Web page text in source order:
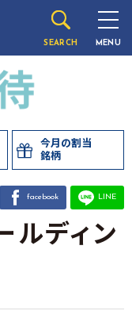
SEARCH MENU
今月の割当
銘柄
facebook LINE
ルディン